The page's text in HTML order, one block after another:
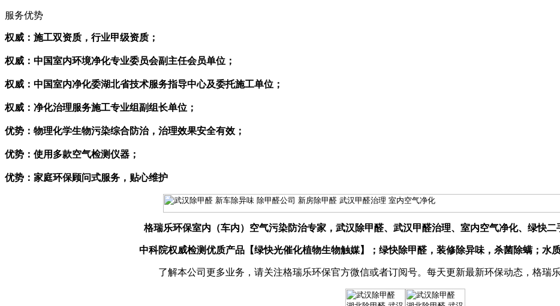
服务优势
权威：施工双资质，行业甲级资质；
权威：中国室内环境净化专业委员会副主任会员单位；
权威：中国室内净化委湖北省技术服务指导中心及委托施工单位；
权威：净化治理服务施工专业组副组长单位；
优势：物理化学生物污染综合防治，治理效果安全有效；
优势：使用多款空气检测仪器；
优势：家庭环保顾问式服务，贴心维护
格瑞乐环保室内（车内）空气污染防治专家，武汉除甲醛、武汉甲醛治理、室内空气净化、绿快二
中科院权威检测优质产品【绿快光催化植物生物触媒】；绿快除甲醛，装修除异味，杀菌除螨；水
了解本公司更多业务，请关注格瑞乐环保官方微信或者订阅号。每天更新最新环保动态，格瑞